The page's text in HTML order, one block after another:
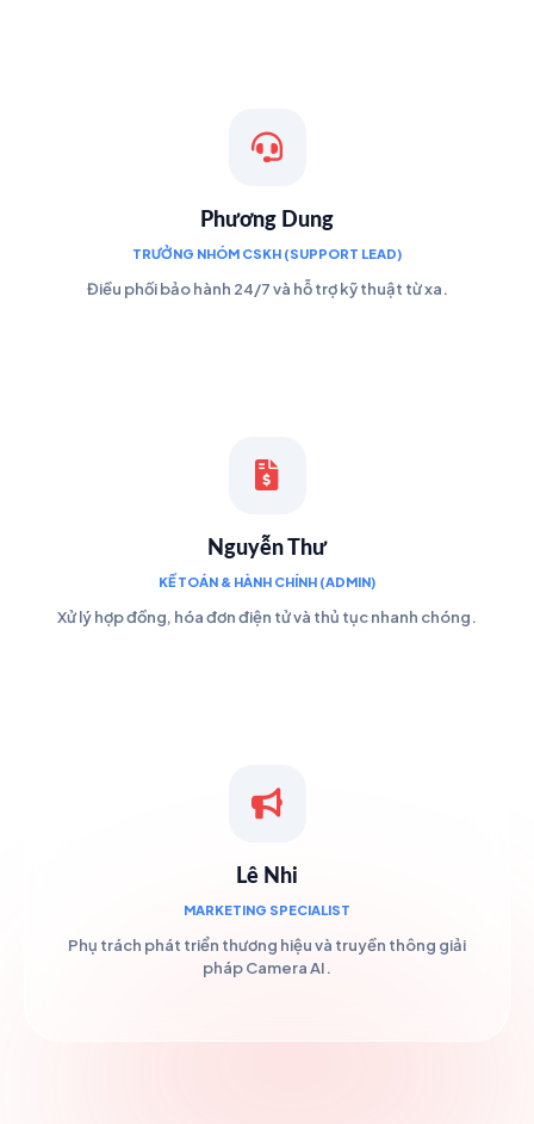
Phương Dung
TRƯỞNG NHÓM CSKH (SUPPORT LEAD)
Điều phối bảo hành 24/7 và hỗ trợ kỹ thuật từ xa.
Nguyễn Thư
KẾ TOÁN & HÀNH CHÍNH (ADMIN)
Xử lý hợp đồng, hóa đơn điện tử và thủ tục nhanh chóng.
Lê Nhi
MARKETING SPECIALIST
Phụ trách phát triển thương hiệu và truyền thông giải
pháp Camera AI.